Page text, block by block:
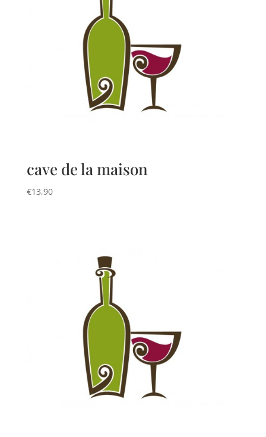
cave de la maison
€13,90